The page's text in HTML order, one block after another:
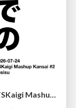
これって Effect でできたのでは? / TSKaigi Mashup Kansai #2